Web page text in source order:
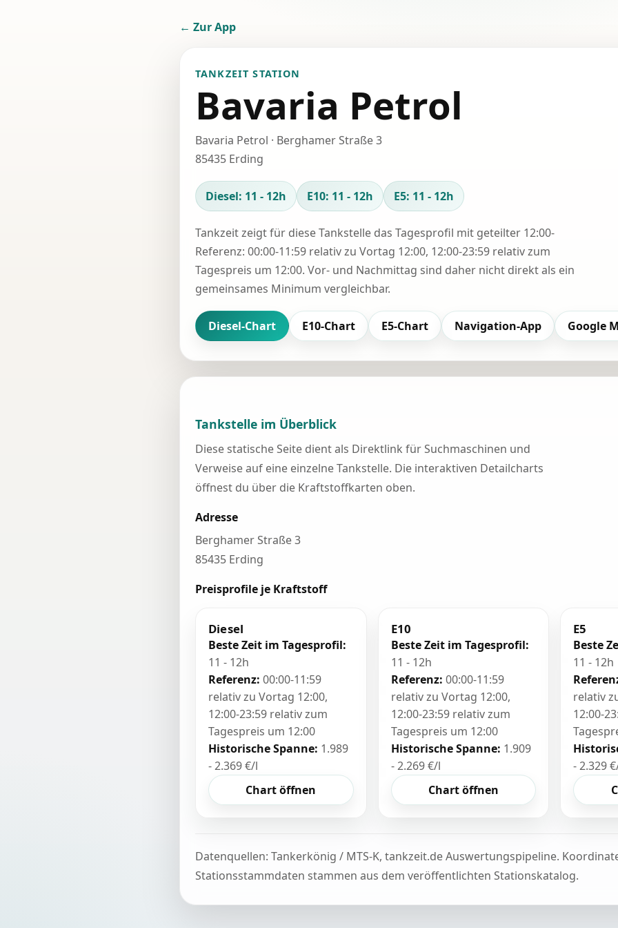
← Zur App
TANKZEIT STATION
Bavaria Petrol
Bavaria Petrol · Berghamer Straße 3
85435 Erding
Diesel: 11 - 12h E10: 11 - 12h E5: 11 - 12h
Tankzeit zeigt für diese Tankstelle das Tagesprofil mit geteilter 12:00-
Referenz: 00:00-11:59 relativ zu Vortag 12:00, 12:00-23:59 relativ zum
Tagespreis um 12:00. Vor- und Nachmittag sind daher nicht direkt als ein
gemeinsames Minimum vergleichbar.
Diesel-Chart E10-Chart E5-Chart Navigation-App Google
Tankstelle im Überblick
Diese statische Seite dient als Direktlink für Suchmaschinen und
Verweise auf eine einzelne Tankstelle. Die interaktiven Detailcharts
öffnest du über die Kraftstoffkarten oben.
Adresse
Berghamer Straße 3
85435 Erding
Preisprofile je Kraftstoff
Diesel
Beste Zeit im Tagesprofil:
11 - 12h
Referenz: 00:00-11:59
relativ zu Vortag 12:00,
12:00-23:59 relativ zum
Tagespreis um 12:00
Historische Spanne: 1.989
- 2.369 €/l
Chart öffnen
E10
Beste Zeit im Tagesprofil:
11 - 12h
Referenz: 00:00-11:59
relativ zu Vortag 12:00,
12:00-23:59 relativ zum
Tagespreis um 12:00
Historische Spanne: 1.909
- 2.269 €/l
Chart öffnen
E5
Beste
11 - 12h
relativ
12:00-
- 2.329
Datenquellen: Tankerkönig / MTS-K, tankzeit.de Auswertungspipeline.
Stationsstammdaten stammen aus dem veröffentlichten Stationskatalog.